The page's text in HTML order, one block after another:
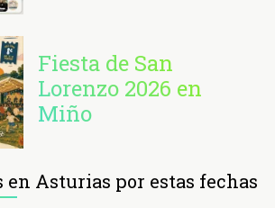
Fiesta de San
Lorenzo 2026 en
Miño
en Asturias por estas fechas